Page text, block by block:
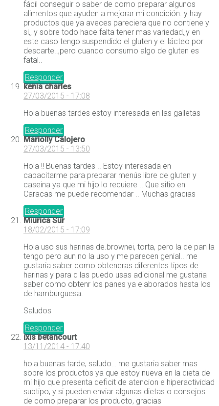
fácil conseguir o saber de como preparar algunos
alimentos que ayuden a mejorar mi condición. y hay
productos que ya aveces pareciera que no contiene y
si,, y sobre todo hace falta tener mas variedad,,y en
este caso tengo suspendido el gluten y el lácteo por
descarte..,pero cuando consumo algo de gluten es
fatal..
Responder
kenia charles
27/03/2015 - 17:08
Hola buenas tardes estoy interesada en las galletas
Responder
Mariolly Calojero
27/03/2015 - 13:50
Hola !! Buenas tardes .. Estoy interesada en
capacitarme para preparar menús libre de gluten y
caseina ya que mi hijo lo requiere .. Que sitio en
Caracas me puede recomendar .. Muchas gracias
Responder
Miurica Sur
18/02/2015 - 17:09
Hola uso sus harinas de.brownei, torta, pero la de pan la
tengo pero aun no la uso y me parecen genial.. me
gustaria saber como obteneras diferentes tipos de
harinas y para q las puedo usas adicional me gustaria
saber como obtenr los panes ya elaborados hasta los
de hamburguesa.
Saludos
Responder
ixis betancourt
13/11/2014 - 17:40
hola buenas tarde, saludo… me gustaria saber mas
sobre los productos ya que estoy nueva en la dieta de
mi hijo que presenta deficit de atencion e hiperactividad
subtipo, y si pueden enviar algunas dietas o consejos
de como preparar los producto, gracias